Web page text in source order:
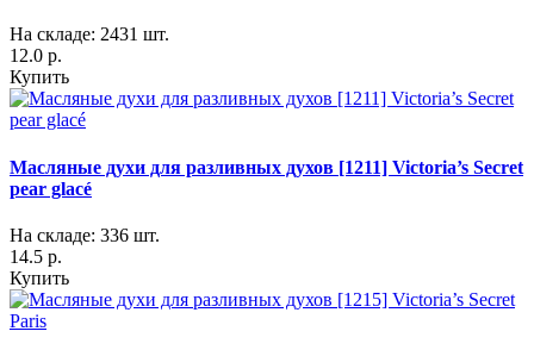
На складе: 2431 шт.
12.0 р.
Купить
Масляные духи для разливных духов [1211] Victoria’s Secret
pear glacé
На складе: 336 шт.
14.5 р.
Купить